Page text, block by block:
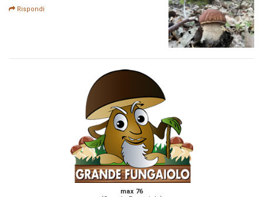
Rispondi
max 76